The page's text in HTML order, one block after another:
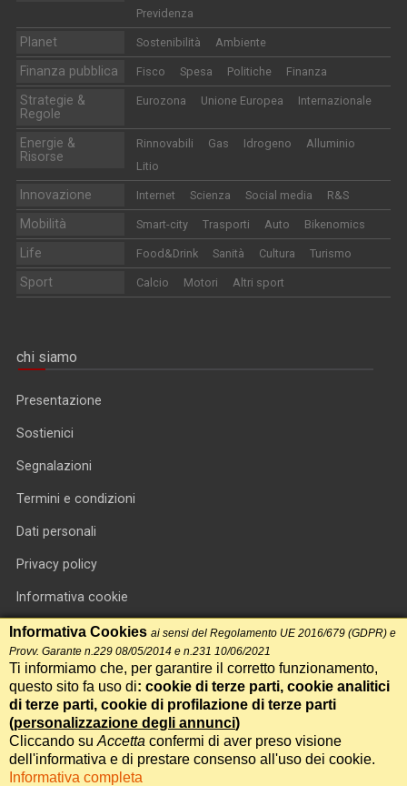
Previdenza
Planet Sostenibilità Ambiente
Finanza pubblica Fisco Spesa Politiche Finanza
Strategie &
Regole
Eurozona Unione Europea Internazionale
Energie &
Risorse
Rinnovabili Gas Idrogeno
Alluminio
Litio
Innovazione Internet Scienza Social media R&S
Mobilità Smart-city Trasporti Auto Bikenomics
Life Food&Drink Sanità Cultura Turismo
Sport Calcio Motori Altri sport
chi siamo
Presentazione
Sostienici
Segnalazioni
Termini e condizioni
Dati personali
Privacy policy
Informativa cookie
RSS feed
RSS Top News
Contatti
International Communication S.r.l. • P.IVA 14478081004 • Testata
giornalistica n.191, reg. Tribunale di Roma del 14/12/2017
Informativa Cookies ai sensi del Regolamento UE 2016/679 (GDPR) e
Provv. Garante n.229 08/05/2014 e n.231 10/06/2021
Ti informiamo che, per garantire il corretto funzionamento,
questo sito fa uso di: cookie di terze parti, cookie analitici
di terze parti, cookie di profilazione di terze parti
(personalizzazione degli annunci)
Cliccando su Accetta confermi di aver preso visione
dell'informativa e di prestare consenso all'uso dei cookie.
Informativa completa